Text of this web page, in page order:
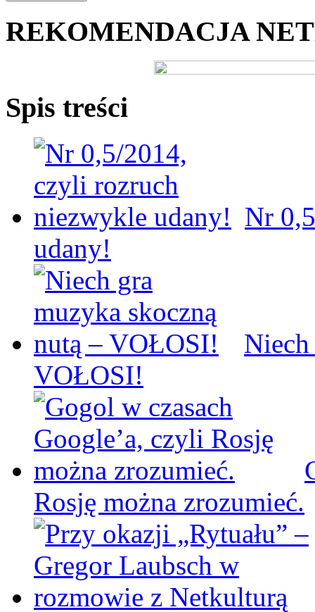
REKOMENDACJA
Spis treści
Nr
udany!
VOŁOSI!
Rosję można zrozumieć.